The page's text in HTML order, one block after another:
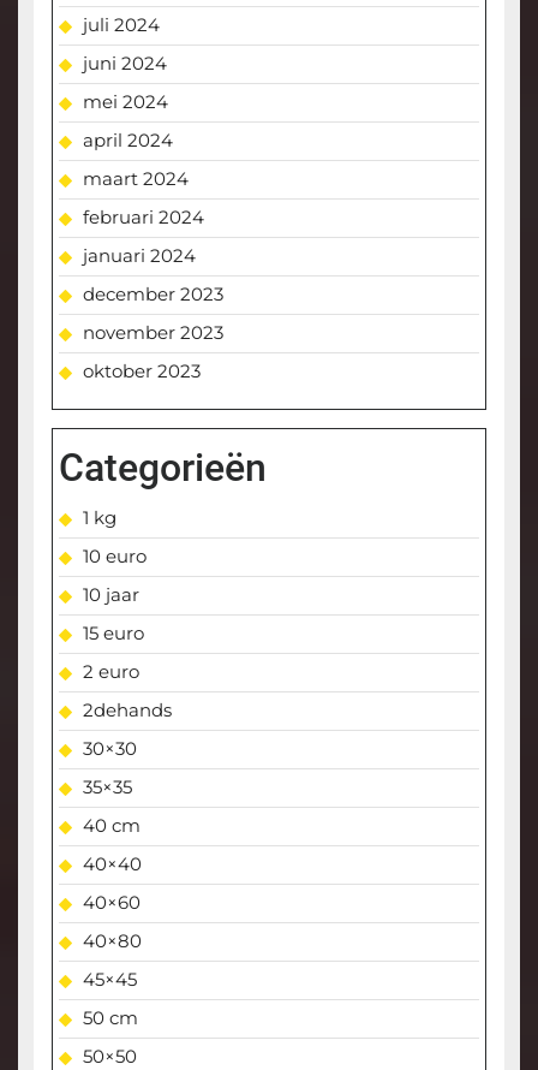
juli 2024
juni 2024
mei 2024
april 2024
maart 2024
februari 2024
januari 2024
december 2023
november 2023
oktober 2023
Categorieën
1 kg
10 euro
10 jaar
15 euro
2 euro
2dehands
30×30
35×35
40 cm
40×40
40×60
40×80
45×45
50 cm
50×50